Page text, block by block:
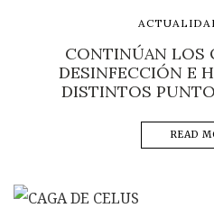
CONTINÚAN LOS
DESINFECCIÓN E
DISTINTOS
READ